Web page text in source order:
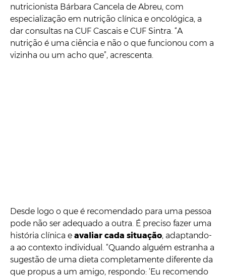
nutricionista Bárbara Cancela de Abreu, com
especialização em nutrição clínica e oncológica, a
dar consultas na CUF Cascais e CUF Sintra. “A
nutrição é uma ciência e não o que funcionou com a
vizinha ou um acho que”, acrescenta.
Desde logo o que é recomendado para uma pessoa
pode não ser adequado a outra. É preciso fazer uma
história clínica e avaliar cada situação, adaptando-
a ao contexto individual. “Quando alguém estranha a
sugestão de uma dieta completamente diferente da
que propus a um amigo, respondo: ‘Eu recomendo